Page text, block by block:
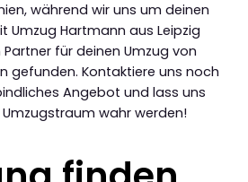
während wir uns um deinen
Umzug Hartmann aus Leipzig
für deinen Umzug von
gefunden. Kontaktiere uns noch
Angebot und lass uns
wahr werden!